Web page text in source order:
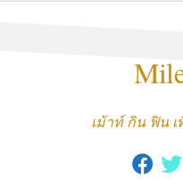
เม้าท์ กิน ฟิน เ